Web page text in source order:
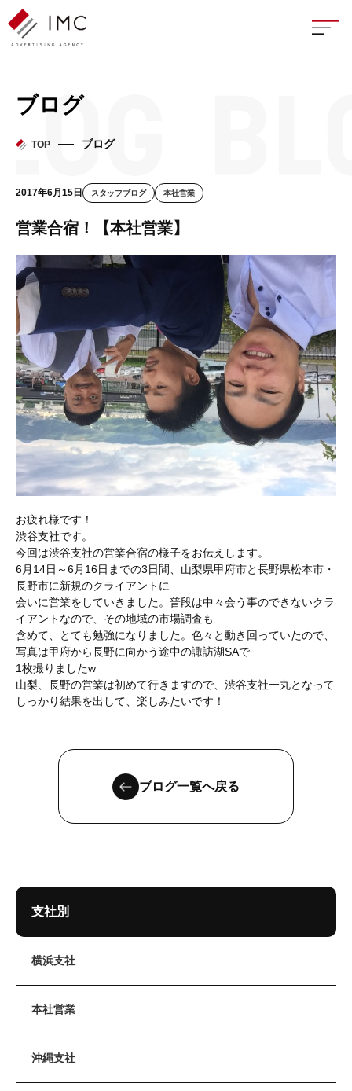
座談
イン
フェ
ブログ
TOP ブログ
2017年6月15日 スタッフブログ 本社営業
営業合宿！【本社営業】
お疲れ様です！
渋谷支社です。
今回は渋谷支社の営業合宿の様子をお伝えします。
6月14日～6月16日までの3日間、山梨県甲府市と長野県松本市・
長野市に新規のクライアントに
会いに営業をしていきました。普段は中々会う事のできないクラ
イアントなので、その地域の市場調査も
含めて、とても勉強になりました。色々と動き回っていたので、
写真は甲府から長野に向かう途中の諏訪湖SAで
1枚撮りましたw
山梨、長野の営業は初めて行きますので、渋谷支社一丸となって
しっかり結果を出して、楽しみたいです！
ブログ一覧へ戻る
支社別
横浜支社
本社営業
沖縄支社